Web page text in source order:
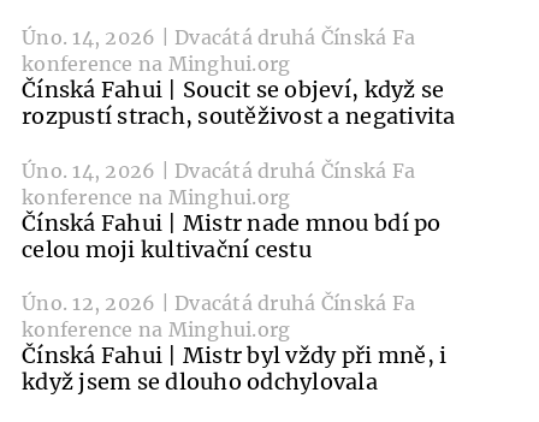
Úno. 14, 2026 | Dvacátá druhá Čínská Fa
konference na Minghui.org
Čínská Fahui | Soucit se objeví, když se
rozpustí strach, soutěživost a negativita
Úno. 14, 2026 | Dvacátá druhá Čínská Fa
konference na Minghui.org
Čínská Fahui | Mistr nade mnou bdí po
celou moji kultivační cestu
Úno. 12, 2026 | Dvacátá druhá Čínská Fa
konference na Minghui.org
Čínská Fahui | Mistr byl vždy při mně, i
když jsem se dlouho odchylovala